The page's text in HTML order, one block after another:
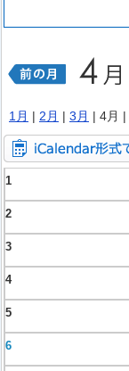
1月 | 2月 | 3月 | 4月 |
1
2
3
4
5
6